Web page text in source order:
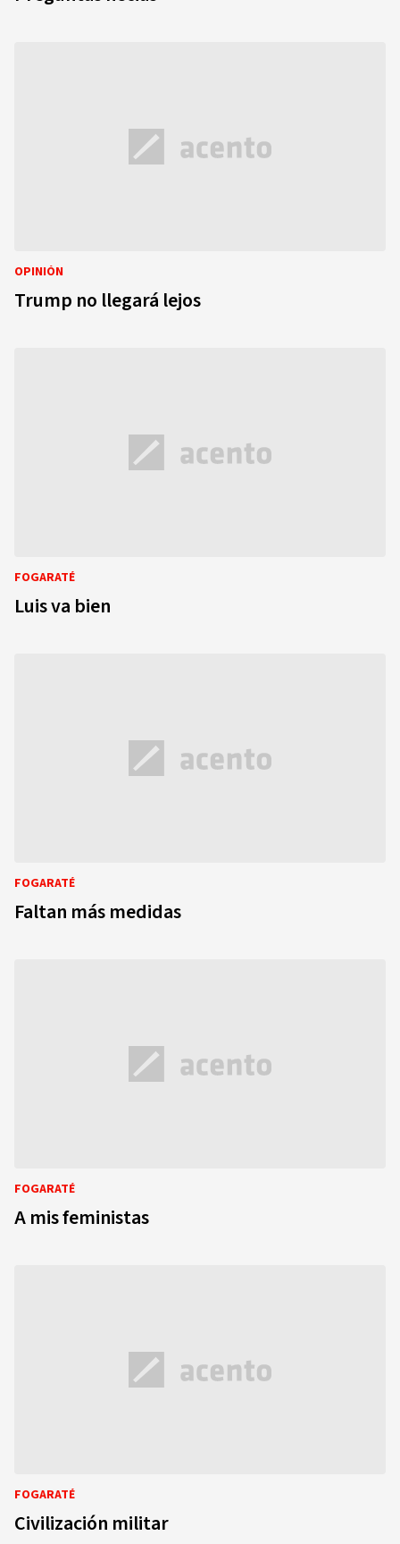
OPINIÓN
Trump no llegará lejos
FOGARATÉ
Luis va bien
FOGARATÉ
Faltan más medidas
FOGARATÉ
A mis feministas
FOGARATÉ
Civilización militar